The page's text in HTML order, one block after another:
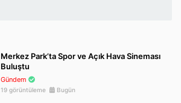
Merkez Park’ta Spor ve Açık Hava Sineması
Buluştu
Gündem
19 görüntüleme Bugün